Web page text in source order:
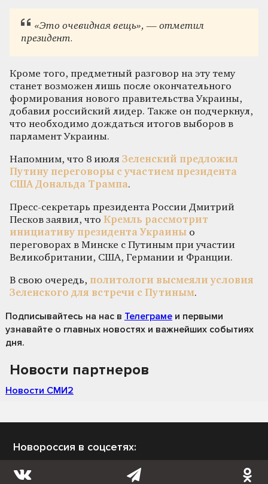
«Это очевидная вещь», — отметил
президент.
Кроме того, предметный разговор на эту тему
станет возможен лишь после окончательного
формирования нового правительства Украины,
добавил российский лидер. Также он подчеркнул,
что необходимо дождаться итогов выборов в
парламент Украины.
Напомним, что 8 июля Зеленский предложил
Путину переговоры с участием президента
США Дональда Трампа.
Пресс-секретарь президента России Дмитрий
Песков заявил, что Кремль рассмотрит
инициативу президента Украины о
переговорах в Минске с Путиным при участии
Великобритании, США, Германии и Франции.
В свою очередь, политологи высмеяли условия
Зеленского для встречи с Путиным.
Подписывайтесь на нас в Телеграме и первыми
узнавайте о главных новостях и важнейших событиях
дня.
Новости партнеров
Новости СМИ2
Новороссия в соцсетях: